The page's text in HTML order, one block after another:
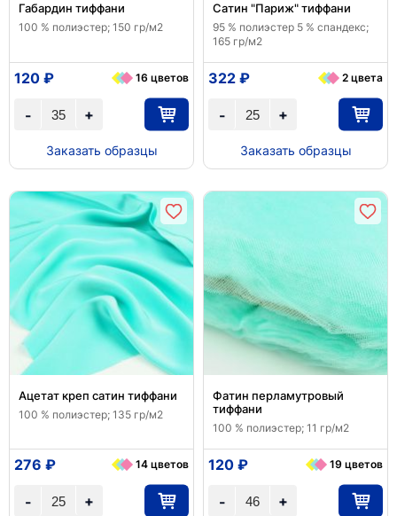
Габардин тиффани
100 % полиэстер; 150 гр/м2
+
-
120 ₽ 16 цветов
Заказать образцы
Сатин "Париж" тиффани
95 % полиэстер 5 % спандекс;
165 гр/м2
+
-
322 ₽ 2 цвета
Заказать образцы
Ацетат креп сатин тиффани
100 % полиэстер; 135 гр/м2
+
-
276 ₽ 14 цветов
Фатин перламутровый
тиффани
100 % полиэстер; 11 гр/м2
+
-
120 ₽ 19 цветов